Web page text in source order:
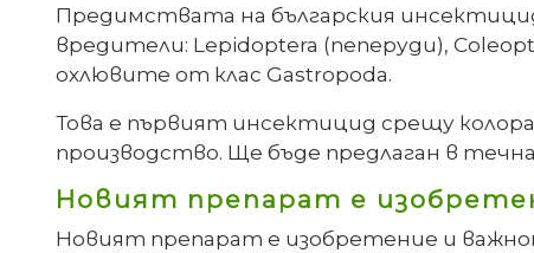
Предимствата на българския
вредители: Lepidoptera (пеперуди),
охлювите от клас Gastropoda.
Това е първият инсектицид срещу
производство. Ще бъде предлаган в
Новият препарат е
Новият препарат е изобретение и